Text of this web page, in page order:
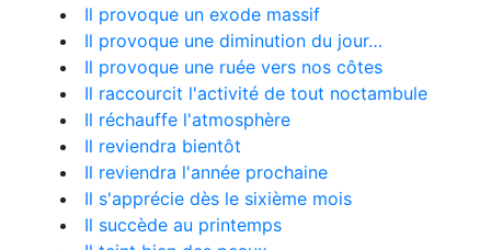
Il provoque un exode massif
Il provoque une diminution du jour…
Il provoque une ruée vers nos côtes
Il raccourcit l'activité de tout noctambule
Il réchauffe l'atmosphère
Il reviendra bientôt
Il reviendra l'année prochaine
Il s'apprécie dès le sixième mois
Il succède au printemps